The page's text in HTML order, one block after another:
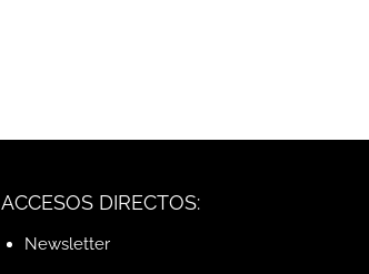
ACCESOS DIRECTOS:
Newsletter